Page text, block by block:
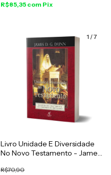
R$85,35 com Pix
1 /7
Livro Unidade E Diversidade
No Novo Testamento - James
R$70,90